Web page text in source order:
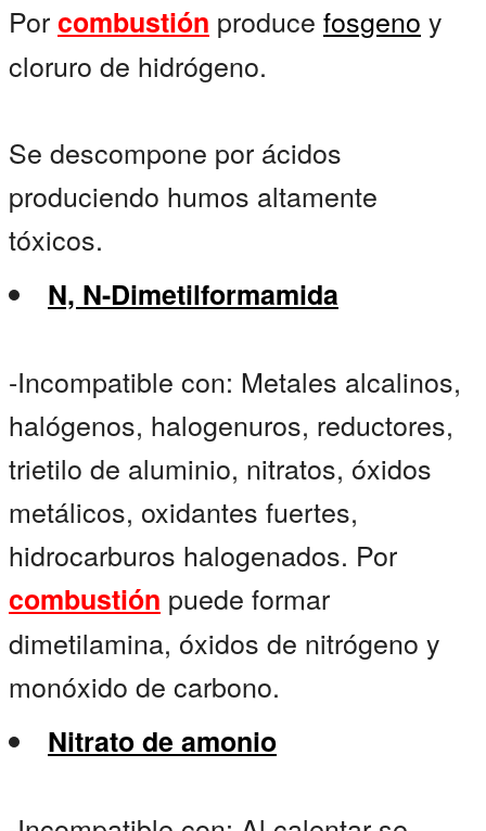
Porcombustión produce fosgeno y
cloruro de hidrógeno.
Se descompone por ácidos
produciendo humos altamente
tóxicos.
N, N-Dimetilformamida
-Incompatible con: Metales alcalinos,
halógenos, halogenuros, reductores,
trietilo de aluminio, nitratos, óxidos
metálicos, oxidantes fuertes,
hidrocarburos halogenados. Por
combustión puede formar
dimetilamina, óxidos de nitrógeno y
monóxido de carbono.
Nitrato de amonio